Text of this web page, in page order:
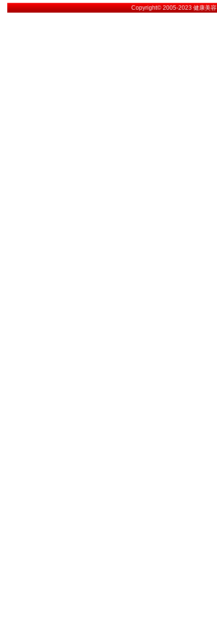
Copyright© 2005-2023健康美